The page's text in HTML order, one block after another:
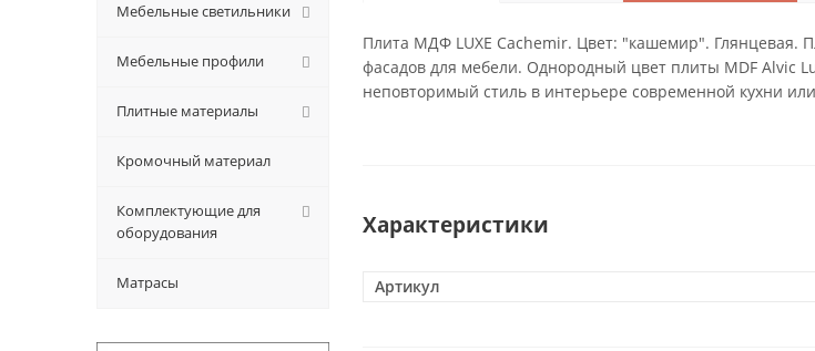
Плита МДФ LUXE Cachemir. Цвет: "кашемир". Глянцевая.
фасадов для мебели. Однородный цвет плиты MDF Alvic
неповторимый стиль в интерьере современной кухни
Характеристики
Артикул
Мебельные светильники
Мебельные профили
Плитные материалы
Кромочный материал
Комплектующие для
оборудования
Матрасы